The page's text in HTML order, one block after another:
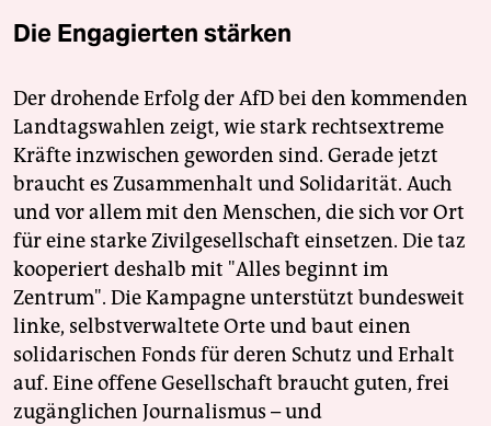
Die Engagierten stärken
Der drohende Erfolg der AfD bei den kommenden
Landtagswahlen zeigt, wie stark rechtsextreme
Kräfte inzwischen geworden sind. Gerade jetzt
braucht es Zusammenhalt und Solidarität. Auch
und vor allem mit den Menschen, die sich vor Ort
für eine starke Zivilgesellschaft einsetzen. Die taz
kooperiert deshalb mit "Alles beginnt im
Zentrum". Die Kampagne unterstützt bundesweit
linke, selbstverwaltete Orte und baut einen
solidarischen Fonds für deren Schutz und Erhalt
auf. Eine offene Gesellschaft braucht guten, frei
zugänglichen Journalismus – und